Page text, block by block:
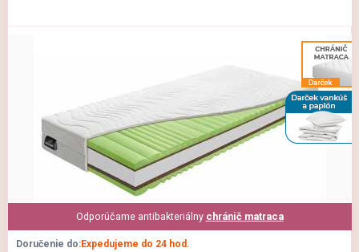
Odporúčame antibakteriálny chránič matraca
Doručenie do:Expedujeme do 24 hod.